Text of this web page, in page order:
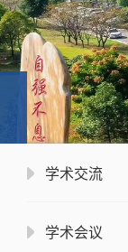
学术交流
学术会议